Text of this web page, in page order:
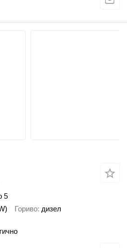
5
Гориво дизел